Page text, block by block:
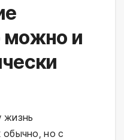
можно и
жизнь
обычно, но с